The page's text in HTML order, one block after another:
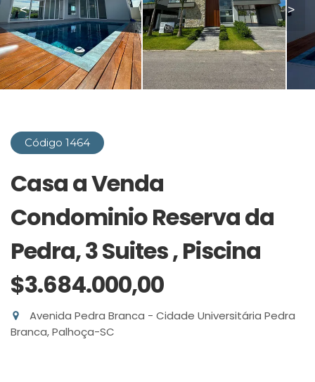
< >
Código 1464
Casa a Venda
Condominio Reserva da
Pedra, 3 Suites , Piscina
$3.684.000,00
Avenida Pedra Branca - Cidade Universitária Pedra
Branca, Palhoça-SC